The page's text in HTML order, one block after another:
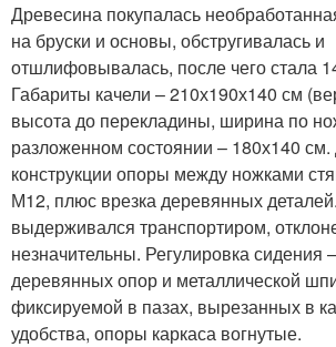
Древесина покупалась
на бруски и основы, обстругивалась и
отшлифовывалась, после чего стала
Габариты качели – 210х190х140 см
высота до перекладины, ширина по
разложенном состоянии – 180х140
конструкции опоры между ножками
М12, плюс врезка деревянных
выдерживался транспортиром,
незначительны. Регулировка
деревянных опор и металлической
фиксируемой в пазах, вырезанных в
удобства, опоры каркаса вогнутые.